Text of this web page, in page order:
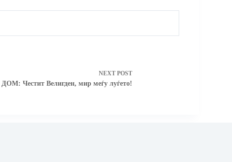
NEXT POST
ДОМ: Честит Велигден, мир меѓу луѓето!